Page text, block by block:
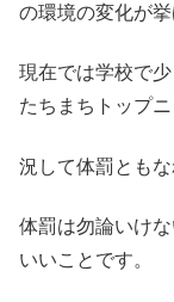
の環境の変化が挙
現在では学校で
たちまちトップ
況して体罰とも
体罰は勿論いけ
いいことです。